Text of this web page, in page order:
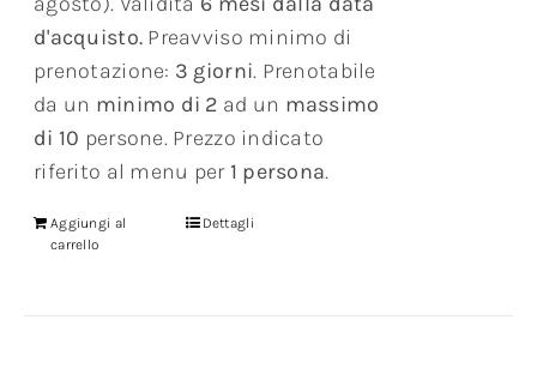
d'acquisto. Preavviso minimo di
prenotazione: 3 giorni. Prenotabile
da un minimo di 2 ad un massimo
di 10 persone. Prezzo indicato
riferito al menu per1 persona.
Aggiungi al
carrello
Dettagli